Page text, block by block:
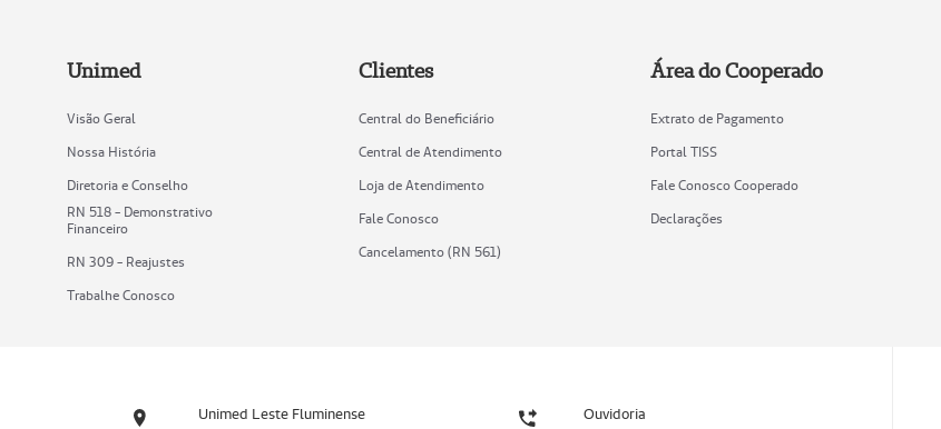
Unimed
Visão Geral
Nossa História
Diretoria e Conselho
RN 518 - Demonstrativo
Financeiro
RN 309 - Reajustes
Trabalhe Conosco
Clientes
Central do Beneficiário
Central de Atendimento
Loja de Atendimento
Fale Conosco
Cancelamento (RN 561)
Área do Cooperado
Extrato de Pagamento
Portal TISS
Fale Conosco Cooperado
Declarações
Unimed Leste Fluminense Ouvidoria